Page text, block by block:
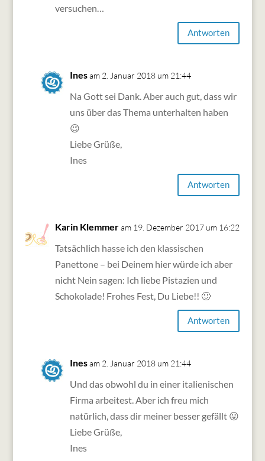
versuchen…
Antworten
Ines am 2. Januar 2018 um 21:44
Na Gott sei Dank. Aber auch gut, dass wir
uns über das Thema unterhalten haben
😉
Liebe Grüße,
Ines
Antworten
Karin Klemmer am 19. Dezember 2017 um 16:22
Tatsächlich hasse ich den klassischen
Panettone – bei Deinem hier würde ich aber
nicht Nein sagen: Ich liebe Pistazien und
Schokolade! Frohes Fest, Du Liebe!! 🙂
Antworten
Ines am 2. Januar 2018 um 21:44
Und das obwohl du in einer italienischen
Firma arbeitest. Aber ich freu mich
natürlich, dass dir meiner besser gefällt 😛
Liebe Grüße,
Ines